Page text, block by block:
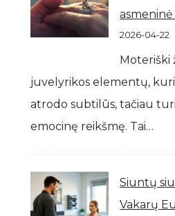
asmeninė
2026-04-22
Moteriški
juvelyrikos elementų,
atrodo subtilūs, tačiau
emocinę reikšmę. Tai…
Siuntų
Vakarų